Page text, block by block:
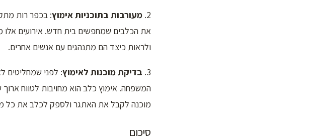
2. מעורבות בתוכניות אימוץ: בכפר רות
את הכלבים שמחפשים בית חדש. אירועים אלו
ולראות כיצד הם מתנהגים עם אנשים אחרים.
3. בדיקת מוכנות לאימוץ: לפני שמחליטים
המשפחה. אימוץ כלב הוא מחויבות לטווח
מוכנה לקבל את האתגר ולספק לכלב את כל
סיכום